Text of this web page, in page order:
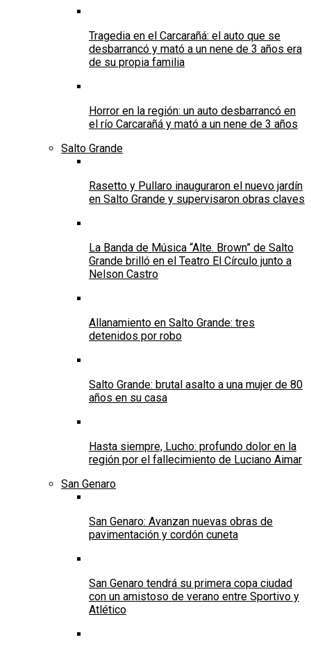
Tragedia en el Carcarañá: el auto que se
desbarrancó y mató a un nene de 3 años era
de su propia familia
Horror en la región: un auto desbarrancó en
el río Carcarañá y mató a un nene de 3 años
Salto Grande
Rasetto y Pullaro inauguraron el nuevo jardín
en Salto Grande y supervisaron obras claves
La Banda de Música “Alte. Brown” de Salto
Grande brilló en el Teatro El Círculo junto a
Nelson Castro
Allanamiento en Salto Grande: tres
detenidos por robo
Salto Grande: brutal asalto a una mujer de 80
años en su casa
Hasta siempre, Lucho: profundo dolor en la
región por el fallecimiento de Luciano Aimar
San Genaro
San Genaro: Avanzan nuevas obras de
pavimentación y cordón cuneta
San Genaro tendrá su primera copa ciudad
con un amistoso de verano entre Sportivo y
Atlético